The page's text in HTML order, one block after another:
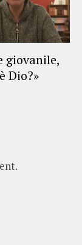
giovanile,
Dio?»